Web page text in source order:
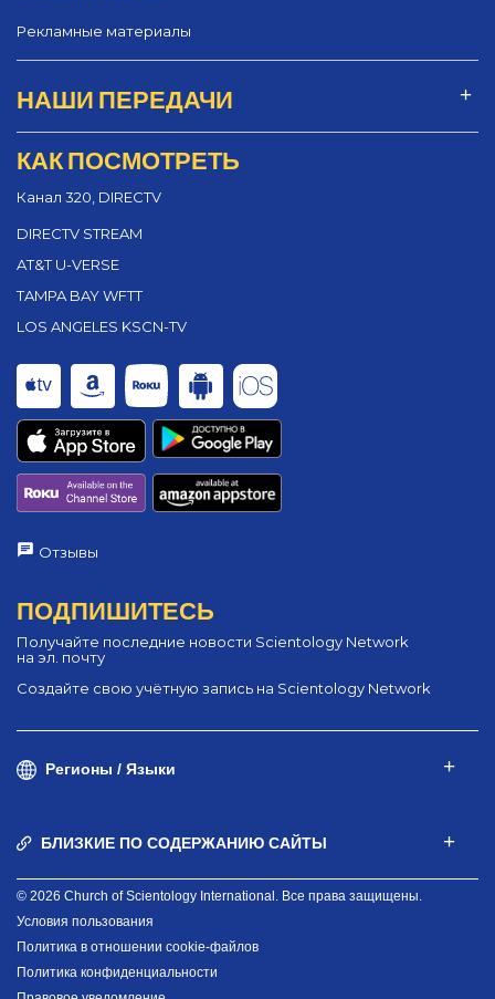
Рекламные материалы
НАШИ ПЕРЕДАЧИ
КАК ПОСМОТРЕТЬ
Канал 320, DIRECTV
DIRECTV STREAM
AT&T U-VERSE
TAMPA BAY WFTT
LOS ANGELES KSCN-TV
Отзывы
ПОДПИШИТЕСЬ
Получайте последние новости Scientology Network
на эл. почту
Создайте свою учётную запись на Scientology Network
Регионы / Языки
БЛИЗКИЕ ПО СОДЕРЖАНИЮ САЙТЫ
© 2026 Church of Scientology International. Все права защищены.
Условия пользования
Политика в отношении cookie-файлов
Политика конфиденциальности